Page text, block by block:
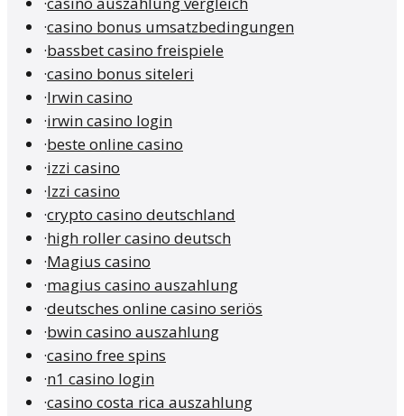
·casino bonus umsatzbedingungen
·bassbet casino freispiele
·casino bonus siteleri
·Irwin casino
·irwin casino login
·beste online casino
·izzi casino
·Izzi casino
·crypto casino deutschland
·high roller casino deutsch
·Magius casino
·magius casino auszahlung
·deutsches online casino seriös
·bwin casino auszahlung
·casino free spins
·n1 casino login
·casino costa rica auszahlung